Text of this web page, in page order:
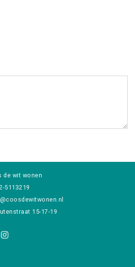
de wit wonen
5113219
15-17-19